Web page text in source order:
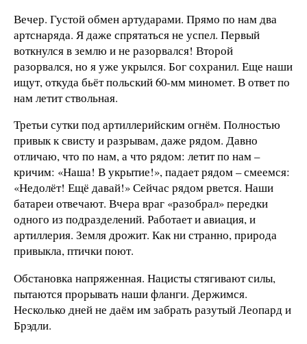
Вечер. Густой обмен артударами. Прямо по нам два
артснаряда. Я даже спрятаться не успел. Первый
воткнулся в землю и не разорвался! Второй
разорвался, но я уже укрылся. Бог сохранил. Еще наши
ищут, откуда бьёт польский 60-мм миномет. В ответ по
нам летит ствольная.
Третьи сутки под артиллерийским огнём. Полностью
привык к свисту и разрывам, даже рядом. Давно
отличаю, что по нам, а что рядом: летит по нам –
кричим: «Наша! В укрытие!», падает рядом – смеемся:
«Недолёт! Ещё давай!» Сейчас рядом рвется. Наши
батареи отвечают. Вчера враг «разобрал» передки
одного из подразделений. Работает и авиация, и
артиллерия. Земля дрожит. Как ни странно, природа
привыкла, птички поют.
Обстановка напряженная. Нацисты стягивают силы,
пытаются прорывать наши фланги. Держимся.
Несколько дней не даём им забрать разутый Леопард и
Брэдли.